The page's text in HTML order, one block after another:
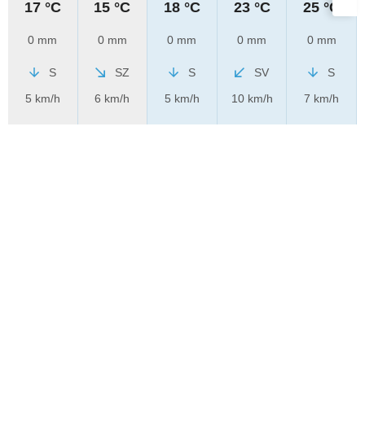
17 °C
0 mm
S
5 km/h
15 °C
0 mm
SZ
6 km/h
18 °C
0 mm
S
5 km/h
23 °C
0 mm
SV
10 km/h
25 °C
0 mm
S
7 km/h